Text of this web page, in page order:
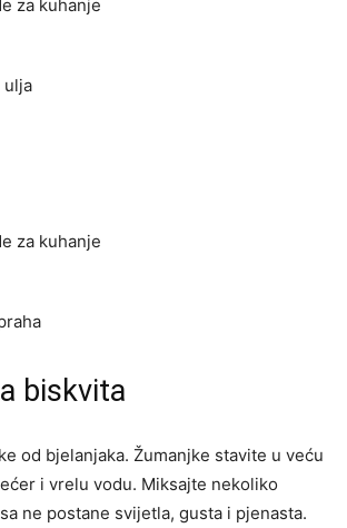
za kuhanje
ulja
za kuhanje
biskvita
od bjelanjaka. Žumanjke stavite u veću
i vrelu vodu. Miksajte nekoliko
ne postane svijetla, gusta i pjenasta.